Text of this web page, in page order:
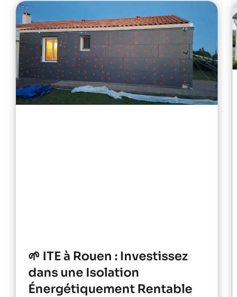
🌱 ITE à Rouen : Investissez
dans une Isolation
Énergétiquement Rentable